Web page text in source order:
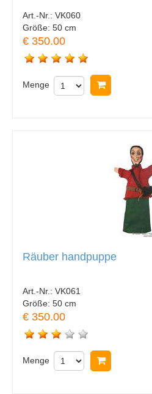
Art.-Nr.: VK060
Größe: 50 cm
€ 350.00
Menge
Räuber handpuppe
Art.-Nr.: VK061
Größe: 50 cm
€ 350.00
Menge